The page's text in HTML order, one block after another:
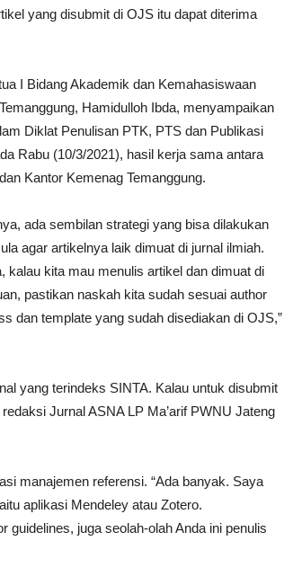
yang disubmit di OJS itu dapat diterima
I Bidang Akademik dan Kemahasiswaan
Hamidulloh Ibda, menyampaikan
Diklat Penulisan PTK, PTS dan Publikasi
Rabu (10/3/2021), hasil kerja sama antara
Kantor Kemenag Temanggung.
ada sembilan strategi yang bisa dilakukan
agar artikelnya laik dimuat di jurnal ilmiah.
kalau kita mau menulis artikel dan dimuat di
pastikan naskah kita sudah sesuai author
dan template yang sudah disediakan di OJS,”
yang terindeks SINTA. Kalau untuk disubmit
Jurnal ASNA LP Ma’arif PWNU Jateng
manajemen referensi. “Ada banyak. Saya
aplikasi Mendeley atau Zotero.
guidelines, juga seolah-olah Anda ini penulis